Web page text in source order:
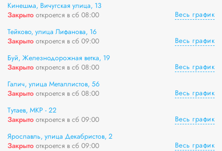
Кинешма, Вичугская улица, 13
Закрыто откроется в сб 08:00
Весь график
Тейково, улица Лифанова, 16
Закрыто откроется в сб 09:00
Весь график
Буй, Железнодорожная ветка, 19
Закрыто откроется в сб 08:00
Весь график
Галич, улица Металлистов, 56
Закрыто откроется в сб 08:00
Весь график
Тутаев, МКР - 22
Закрыто откроется в сб 09:00
Весь график
Ярославль, улица Декабристов, 2
Закрыто откроется в сб 09:00
Весь график